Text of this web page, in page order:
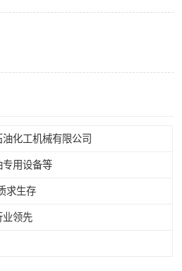
化工机械有限公司
专用设备等
求生存
业领先